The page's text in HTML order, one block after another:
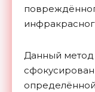
Данный метод